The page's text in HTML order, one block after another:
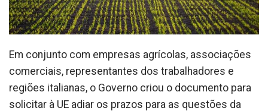
Em conjunto com empresas agrícolas, associações
comerciais, representantes dos trabalhadores e
regiões italianas, o Governo criou o documento para
solicitar à UE adiar os prazos para as questões da